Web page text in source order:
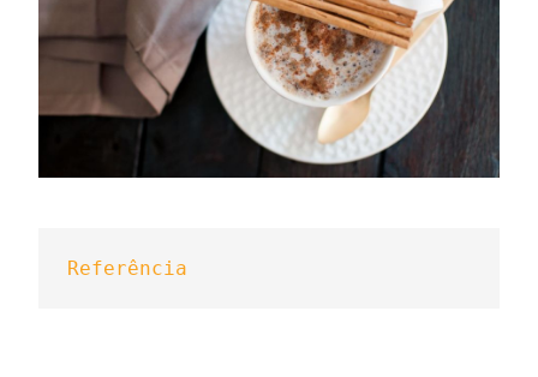
Referência